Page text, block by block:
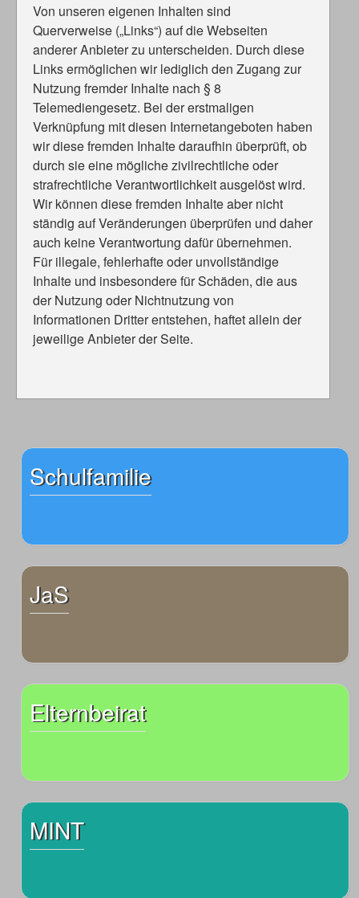
Von unseren eigenen Inhalten sind
Querverweise („Links“) auf die Webseiten
anderer Anbieter zu unterscheiden. Durch diese
Links ermöglichen wir lediglich den Zugang zur
Nutzung fremder Inhalte nach § 8
Telemediengesetz. Bei der erstmaligen
Verknüpfung mit diesen Internetangeboten haben
wir diese fremden Inhalte daraufhin überprüft, ob
durch sie eine mögliche zivilrechtliche oder
strafrechtliche Verantwortlichkeit ausgelöst wird.
Wir können diese fremden Inhalte aber nicht
ständig auf Veränderungen überprüfen und daher
auch keine Verantwortung dafür übernehmen.
Für illegale, fehlerhafte oder unvollständige
Inhalte und insbesondere für Schäden, die aus
der Nutzung oder Nichtnutzung von
Informationen Dritter entstehen, haftet allein der
jeweilige Anbieter der Seite.
Schulfamilie
JaS
Elternbeirat
MINT